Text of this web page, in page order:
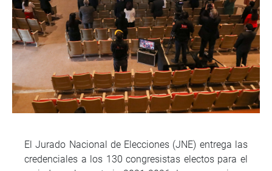
El Jurado Nacional de Elecciones (JNE) entrega las
credenciales a los 130 congresistas electos para el